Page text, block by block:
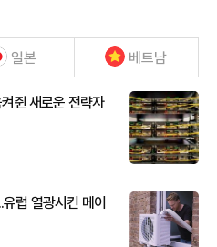
일본 베트남
쥔 새로운 전략자
럽 열광시킨 메이